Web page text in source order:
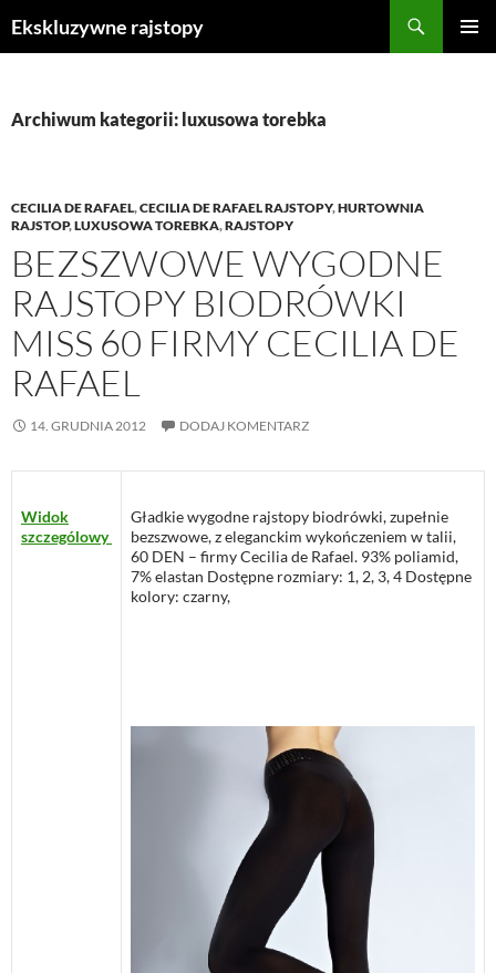
doEkskluzywne rajstopy
Archiwum kategorii: luxusowa torebka
CECILIA DE RAFAEL,CECILIA DE RAFAEL RAJSTOPY,HURTOWNIA
RAJSTOP,LUXUSOWA TOREBKA,RAJSTOPY
BEZSZWOWE WYGODNE
RAJSTOPY BIODRÓWKI
MISS 60 FIRMY CECILIA DE
RAFAEL
14. GRUDNIA 2012 DODAJ KOMENTARZ
Widok
szczególowy
Gładkie wygodne rajstopy biodrówki, zupełnie
bezszwowe, z eleganckim wykończeniem w talii,
60 DEN – firmy Cecilia de Rafael. 93% poliamid,
7% elastan Dostępne rozmiary: 1, 2, 3, 4 Dostępne
kolory: czarny,